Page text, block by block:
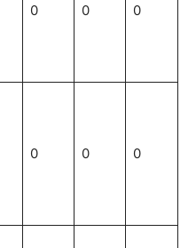
0 0 0
0 0 0